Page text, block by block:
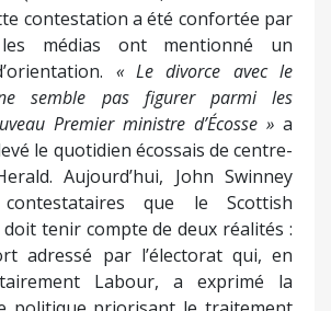
contestation a été confortée par
médias ont mentionné un
« Le divorce avec le
ne semble pas figurer parmi les
Premier ministre d’Écosse » a
le quotidien écossais de centre-
Aujourd’hui, John Swinney
que le Scottish
tenir compte de deux réalités :
adressé par l’électorat qui, en
Labour, a exprimé la